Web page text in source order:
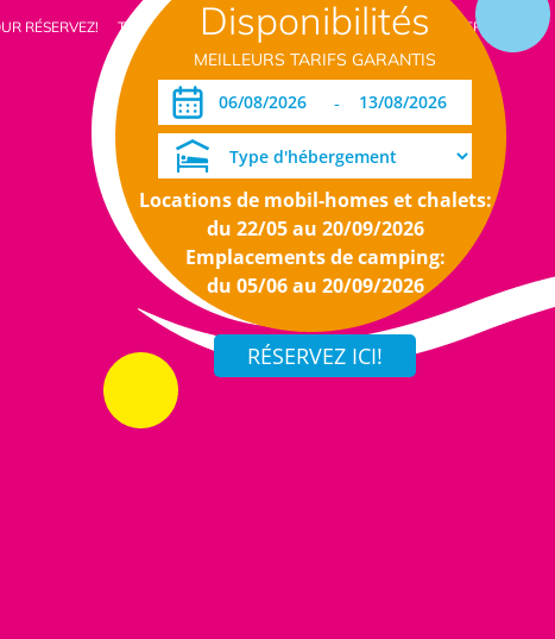
RÉSERVEZ! TÉLÉCHARGEMENT PDF DATES OUVERTURE RÉSERVATION
Disponibilités
MEILLEURS TARIFS GARANTIS
-
Locations de mobil-homes et chalets:
du 22/05 au 20/09/2026
Emplacements de camping:
du 05/06 au 20/09/2026